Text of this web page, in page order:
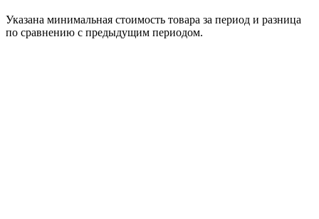
Указана минимальная стоимость товара за период и разница
по сравнению с предыдущим периодом.